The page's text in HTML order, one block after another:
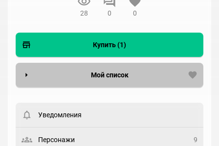
28 0 0
Купить (1)
Мой список
Статус
Уведомления
Персонажи 9